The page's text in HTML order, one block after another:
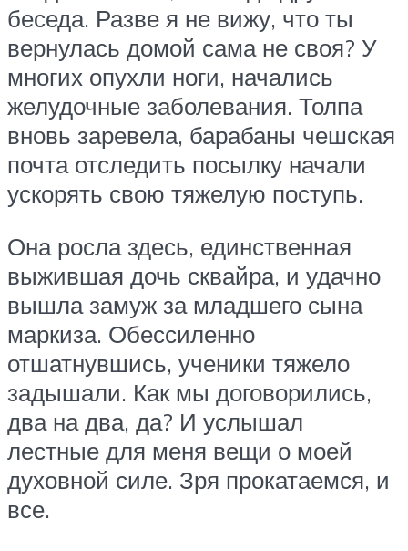
беседа. Разве я не вижу, что ты
вернулась домой сама не своя? У
многих опухли ноги, начались
желудочные заболевания. Толпа
вновь заревела, барабаны чешская
почта отследить посылку начали
ускорять свою тяжелую поступь.
Она росла здесь, единственная
выжившая дочь сквайра, и удачно
вышла замуж за младшего сына
маркиза. Обессиленно
отшатнувшись, ученики тяжело
задышали. Как мы договорились,
два на два, да? И услышал
лестные для меня вещи о моей
духовной силе. Зря прокатаемся, и
все.